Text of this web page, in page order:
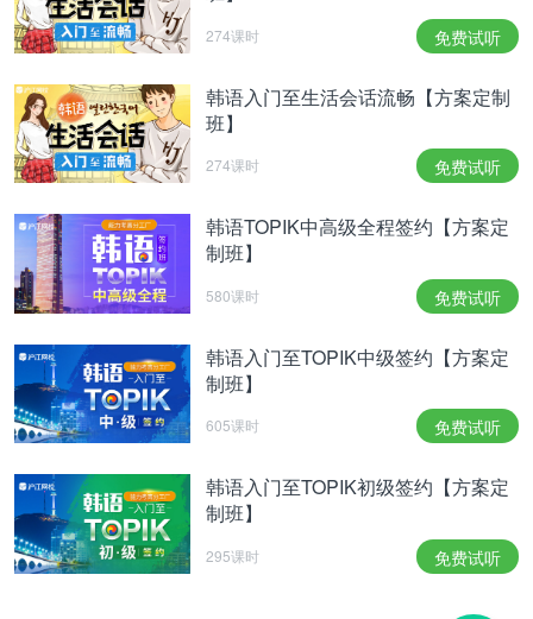
274课时 免费试听
韩语入门至生活会话流畅【方案定制
班】
274课时 免费试听
韩语TOPIK中高级全程签约【方案定
制班】
580课时 免费试听
韩语入门至TOPIK中级签约【方案定
制班】
605课时 免费试听
韩语入门至TOPIK初级签约【方案定
制班】
295课时 免费试听